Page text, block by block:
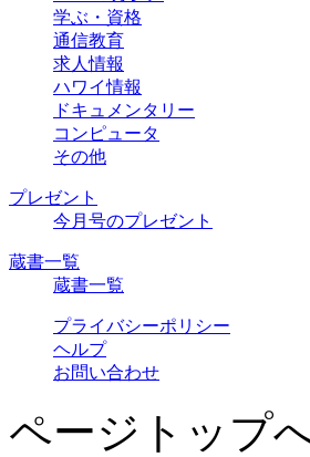
学ぶ・資格
通信教育
求人情報
ハワイ情報
ドキュメンタリー
コンピュータ
その他
プレゼント
今月号のプレゼント
蔵書一覧
蔵書一覧
プライバシーポリシー
ヘルプ
お問い合わせ
ページトッ